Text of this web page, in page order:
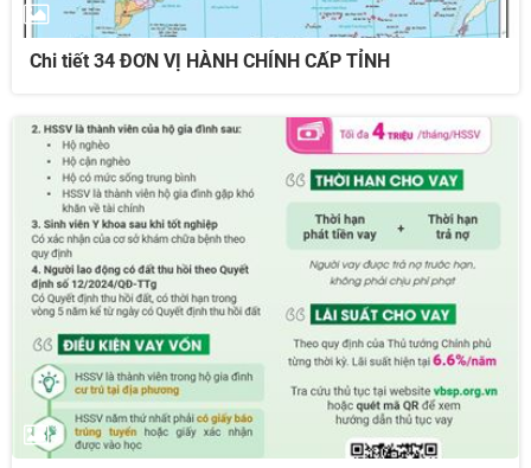
Chi tiết 34 ĐƠN VỊ HÀNH CHÍNH CẤP TỈNH